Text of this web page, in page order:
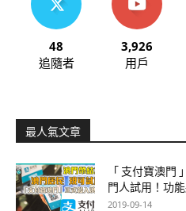
48
追隨者
3,926
用戶
最人氣文章
「 支付寶澳門
門人試用！功
2019-09-14